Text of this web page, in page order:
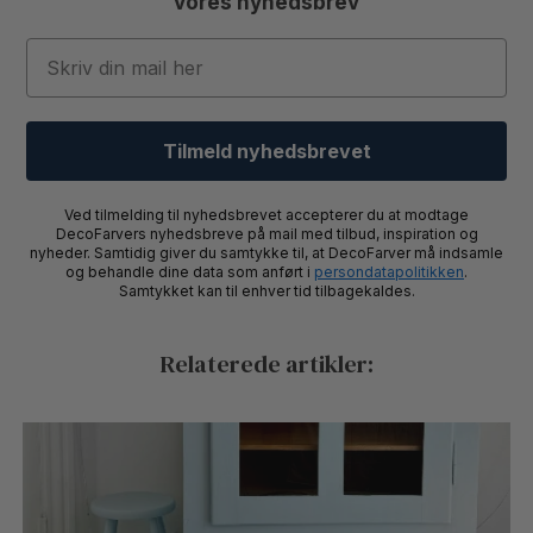
Email
Tilmeld nyhedsbrevet
Ved tilmelding til nyhedsbrevet accepterer du at modtage
DecoFarvers nyhedsbreve på mail med tilbud, inspiration og
nyheder. Samtidig giver du samtykke til, at DecoFarver må indsamle
og behandle dine data som anført i persondatapolitikken.
Samtykket kan til enhver tid tilbagekaldes.
Relaterede artikler: